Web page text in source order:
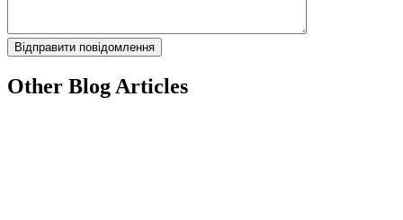
Other Blog Articles